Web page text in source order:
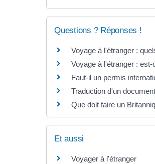
Questions ? Réponses !
Voyage à l'étranger :
Voyage à l'étranger :
Faut-il un permis
Traduction d'un
Que doit faire un
Et aussi
Voyager à l'étranger